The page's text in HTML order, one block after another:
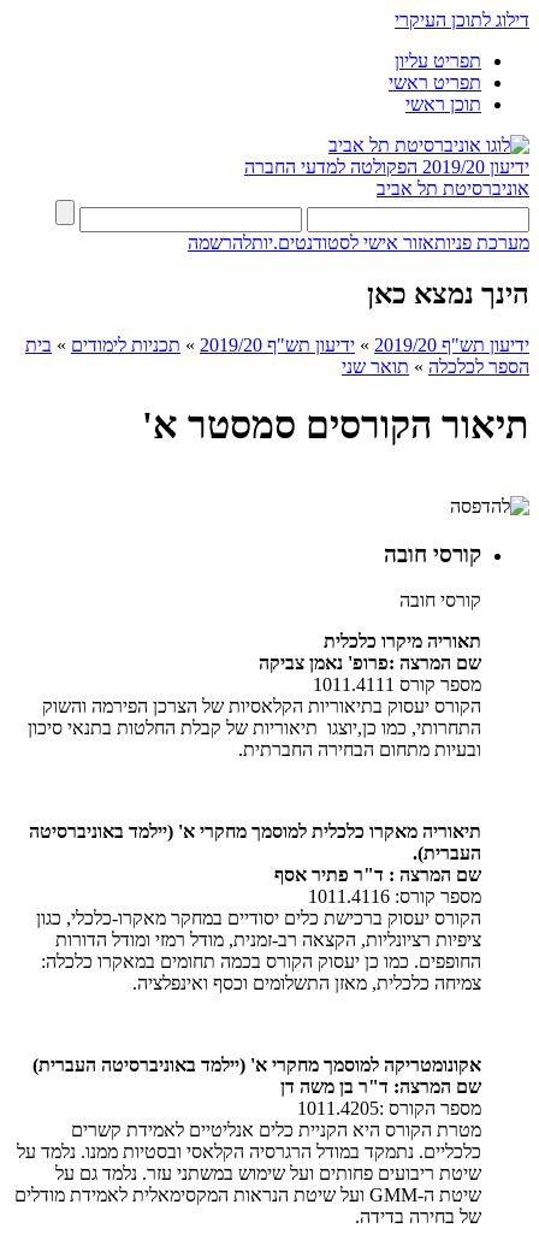
דילוג לתוכן העיקרי
תפריט עליון
תפריט ראשי
תוכן ראשי
ידיעון 2019/20
הפקולטה למדעי החברה
אוניברסיטת תל אביב
מערכת פניותאזור אישי לסטודנטים.יותלהרשמה
הינך נמצא כאן
ידיעון תש"ף 2019/20 » ידיעון תש"ף 2019/20 » תכניות לימודים » בית
הספר לכלכלה » תואר שני
תיאור הקורסים סמסטר א'
קורסי חובה
קורסי חובה
תאוריה מיקרו כלכלית
שם המרצה :פרופ' נאמן צביקה
מספר קורס 1011.4111
הקורס יעסוק בתיאוריות הקלאסיות של הצרכן הפירמה והשוק
התחרותי, כמו כן,יוצגו תיאוריות של קבלת החלטות בתנאי סיכון
ובעיות מתחום הבחירה החברתית.
תיאוריה מאקרו כלכלית למוסמך מחקרי א' (יילמד באוניברסיטה
העברית).
שם המרצה : ד"ר פתיר אסף
מספר קורס: 1011.4116
הקורס יעסוק ברכישת כלים יסודיים במחקר מאקרו-כלכלי, כגון
ציפיות רציונליות, הקצאה רב-זמנית, מודל רמזי ומודל הדורות
החופפים. כמו כן יעסוק הקורס בכמה תחומים במאקרו כלכלה:
צמיחה כלכלית, מאזן התשלומים וכסף ואינפלציה.
אקונומטריקה למוסמך מחקרי א' (יילמד באוניברסיטה העברית)
שם המרצה: ד"ר בן משה דן
מספר הקורס :1011.4205
​מטרת הקורס היא הקניית כלים אנליטיים לאמידת קשרים
כלכליים. נתמקד במודל הרגרסיה הקלאסי ובסטיות ממנו. נלמד על
שיטת ריבועים פחותים ועל שימוש במשתני עזר. נלמד גם על
שיטת ה-GMM ועל שיטת הנראות המקסימאלית לאמידת מודלים
של בחירה בדידה.